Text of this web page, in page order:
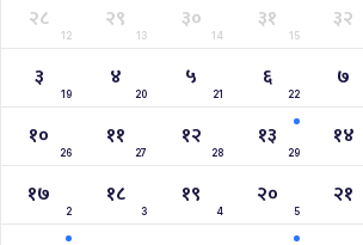
२८
12
२९
13
३०
14
३१
15
३२
३
19
४
20
५
21
६
22
७
१०
26
११
27
१२
28
१३
29
१४
१७
2
१८
3
१९
4
२०
5
२१